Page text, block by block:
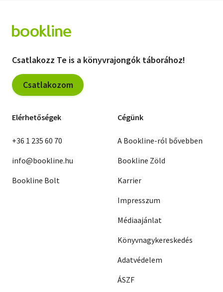
Csatlakozz Te is a könyvrajongók táborához!
Csatlakozom
Elérhetőségek
+36 1 235 60 70
info@bookline.hu
Bookline Bolt
Cégünk
A Bookline-ról bővebben
Bookline Zöld
Karrier
Impresszum
Médiaajánlat
Könyvnagykereskedés
Adatvédelem
ÁSZF